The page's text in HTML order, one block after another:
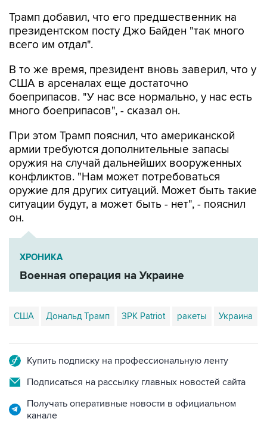
Трамп добавил, что его предшественник на
президентском посту Джо Байден "так много
всего им отдал".
В то же время, президент вновь заверил, что у
США в арсеналах еще достаточно
боеприпасов. "У нас все нормально, у нас есть
много боеприпасов", - сказал он.
При этом Трамп пояснил, что американской
армии требуются дополнительные запасы
оружия на случай дальнейших вооруженных
конфликтов. "Нам может потребоваться
оружие для других ситуаций. Может быть такие
ситуации будут, а может быть - нет", - пояснил
он.
ХРОНИКА
Военная операция на Украине
США Дональд Трамп ЗРК Patriot ракеты Украина
Купить подписку на профессиональную ленту
Подписаться на рассылку главных новостей сайта
Получать оперативные новости в официальном
канале